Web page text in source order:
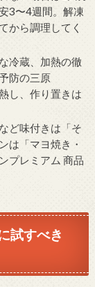
3〜4週間。解凍
から調理してく
冷蔵、加熱の徹
防の三原
し、作り置きは
ど味付きは「そ
は「マヨ焼き・
プレミアム 商品
試すべき